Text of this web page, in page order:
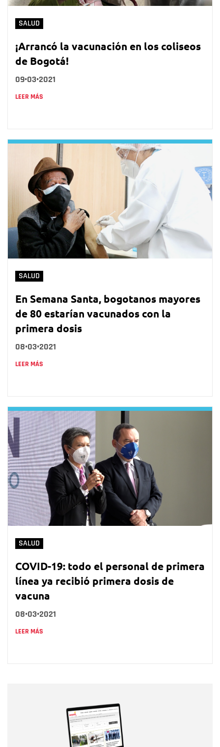
SALUD
¡Arrancó la vacunación en los coliseos
de Bogotá!
09•03•2021
LEER MÁS
SALUD
En Semana Santa, bogotanos mayores
de 80 estarían vacunados con la
primera dosis
08•03•2021
LEER MÁS
SALUD
COVID-19: todo el personal de primera
línea ya recibió primera dosis de
vacuna
08•03•2021
LEER MÁS
Correo electrónico